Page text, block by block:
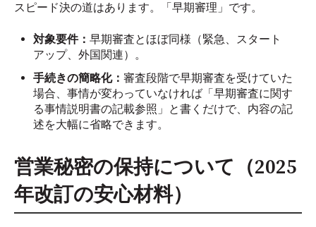
スピード決の道はあります。「早期審理」です。
対象要件：早期審査とほぼ同様（緊急、スタート
アップ、外国関連）。
手続きの簡略化：審査段階で早期審査を受けていた
場合、事情が変わっていなければ「早期審査に関す
る事情説明書の記載参照」と書くだけで、内容の記
述を大幅に省略できます。
営業秘密の保持について（2025
年改訂の安心材料）